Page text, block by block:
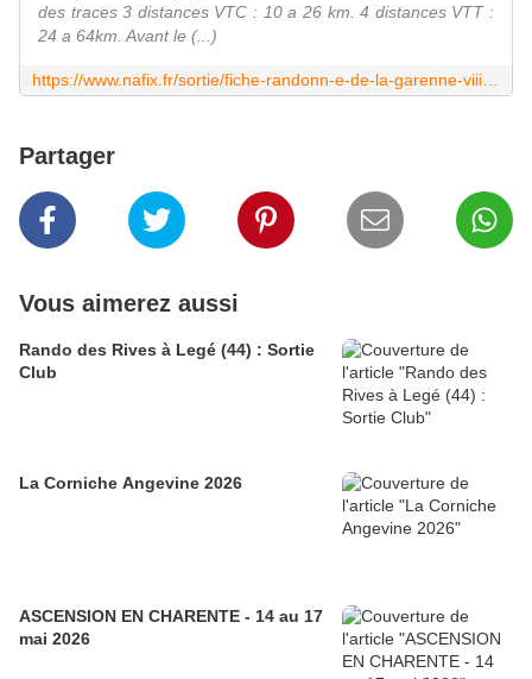
des traces 3 distances VTC : 10 a 26 km. 4 distances VTT :
24 a 64km. Avant le (...)
Partager
Vous aimerez aussi
Rando des Rives à Legé (44) : Sortie
Club
La Corniche Angevine 2026
ASCENSION EN CHARENTE - 14 au 17
mai 2026